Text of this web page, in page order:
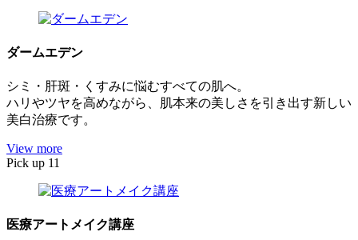
ダームエデン
シミ・肝斑・くすみに悩むすべての肌へ。
ハリやツヤを高めながら、肌本来の美しさを引き出す新しい
美白治療です。
View more
Pick up 11
医療アートメイク講座